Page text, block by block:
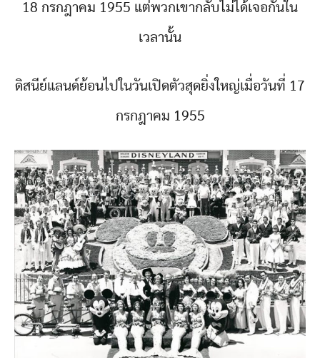
18 กรกฎาคม 1955 แต่พวกเขากลับไม่ได้เจอกันใน
เวลานั้น
ดิสนีย์แลนด์ย้อนไปในวันเปิดตัวสุดยิ่งใหญ่เมื่อวันที่ 17
กรกฎาคม 1955